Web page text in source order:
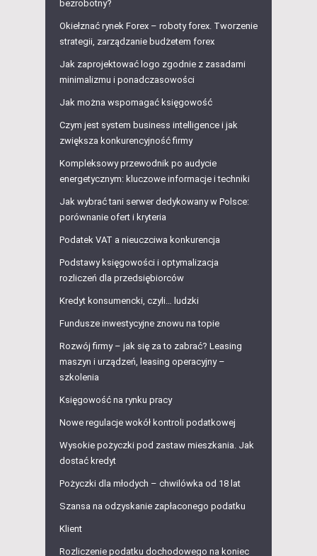
bezrobotny?
Okiełznać rynek Forex – roboty forex. Tworzenie
strategii, zarządzanie budżetem forex
Jak zaprojektować logo zgodnie z zasadami
minimalizmu i ponadczasowości
Jak można wspomagać księgowość
Czym jest system business intelligence i jak
zwiększa konkurencyjność firmy
Kompleksowy przewodnik po audycie
energetycznym: kluczowe informacje i techniki
Jak wybrać tani serwer dedykowany w Polsce:
porównanie ofert i kryteria
Podatek VAT a nieuczciwa konkurencja
Podstawy księgowości i optymalizacja
rozliczeń dla przedsiębiorców
Kredyt konsumencki, czyli… ludzki
Fundusze inwestycyjne znowu na topie
Rozwój firmy – jak się za to zabrać? Leasing
maszyn i urządzeń, leasing operacyjny –
szkolenia
Księgowość na rynku pracy
Nowe regulacje wokół kontroli podatkowej
Wysokie pożyczki pod zastaw mieszkania. Jak
dostać kredyt
Pożyczki dla młodych – chwilówka od 18 lat
Szansa na odzyskanie zapłaconego podatku
Klient
Rozliczenie podatku dochodowego na koniec